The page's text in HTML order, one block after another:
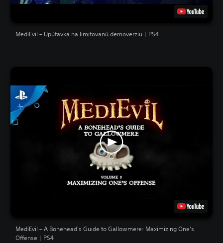
MediEvil – Upútavka na limitovanú demoverziu | PS4
MediEvil – A Bonehead's Guide to Gallowmere: Maximizing One’s
Offense | PS4